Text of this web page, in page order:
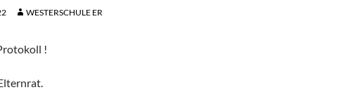
WESTERSCHULE ER
!